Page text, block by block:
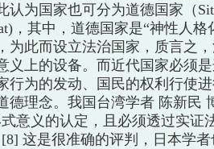
认为国家也可分为道德国家（
，其中，道德国家是“神性人
为此而设立法治国家，质言之
义上的设备。而近代国家必须
行为的发动、国民的权利行使
德理念。我国台湾学者 陈新民
意义的认定，且必须透过实证
这是很准确的评判，日本学